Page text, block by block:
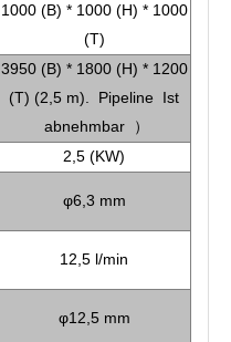
1000 (B) * 1000 (H) * 1000
(T)
3950 (B) * 1800 (H) * 1200
(T) (2,5 m). Pipeline Ist
abnehmbar ）
2,5 (KW)
φ6,3 mm
12,5 l/min
φ12,5 mm